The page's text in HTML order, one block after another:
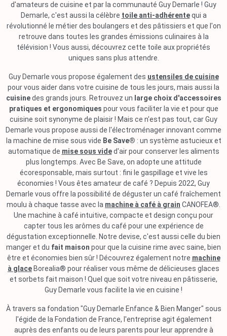
d'amateurs de cuisine et par la communauté Guy Demarle ! Guy
Demarle, c'est aussi la célèbre toile anti-adhérentequi a
révolutionné le métier des boulangers et des pâtissiers et que l'on
retrouve dans toutes les grandes émissions culinaires à la
télévision ! Vous aussi, découvrez cette toile aux propriétés
uniques sans plus attendre.
Guy Demarle vous propose également des ustensiles de cuisine
pour vous aider dans votre cuisine de tous les jours, mais aussi la
cuisinedes grands jours. Retrouvez un large choix d'accessoires
pratiques et ergonomiques pour vous faciliter la vie et pour que
cuisine soit synonyme de plaisir ! Mais ce n'est pas tout, car Guy
Demarle vous propose aussi de l'électroménager innovant comme
la machine de mise sous vide Be Save® : un système astucieux et
automatique de mise sous vided'air pour conserver les aliments
plus longtemps. Avec Be Save, on adopte une attitude
écoresponsable, mais surtout : fini le gaspillage et vive les
économies ! Vous êtes amateur de café ? Depuis 2022, Guy
Demarle vous offre la possibilité de déguster un café fraîchement
moulu à chaque tasse avec la machine à café à grain CANOFEA®.
Une machine à café intuitive, compacte et design conçu pour
capter tous les arômes du café pour une expérience de
dégustation exceptionnelle. Notre devise, c'est aussi celle du bien
manger et du fait maison pour que la cuisine rime avec saine, bien
être et économies bien sûr ! Découvrez également notre machine
à glace Borealia® pour réaliser vous même de délicieuses glaces
et sorbets fait maison ! Quel que soit votre niveau en pâtisserie,
Guy Demarle vous facilite la vie en cuisine !
À travers sa fondation "Guy Demarle Enfance & Bien Manger" sous
l'égide de la Fondation de France, l'entreprise agit également
auprès des enfants ou de leurs parents pour leur apprendre à